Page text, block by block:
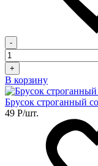
-
+
В корзину
Брусок строганный
49 Р/шт.